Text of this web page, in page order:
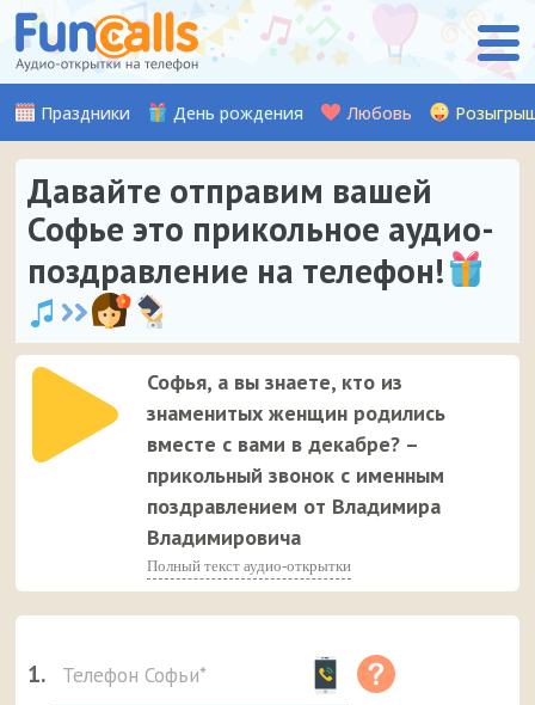
Праздники День рождения Любовь
Давайте отправим вашей
Софье это прикольное аудио-
поздравление на телефон!
Софья, а вы знаете, кто из
знаменитых женщин родились
вместе с вами в декабре? –
прикольный звонок с именным
поздравлением от Владимира
Владимировича
Полный текст аудио-открытки
1.